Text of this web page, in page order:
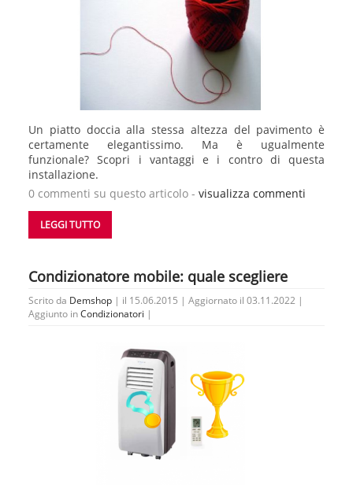
Un piatto doccia alla stessa altezza del pavimento è
certamente elegantissimo. Ma è ugualmente
funzionale? Scopri i vantaggi e i contro di questa
installazione.
0 commenti su questo articolo - visualizza commenti
LEGGI TUTTO
Condizionatore mobile: quale scegliere
Scrito da Demshop | il 15.06.2015 | Aggiornato il 03.11.2022 |
Aggiunto inCondizionatori |